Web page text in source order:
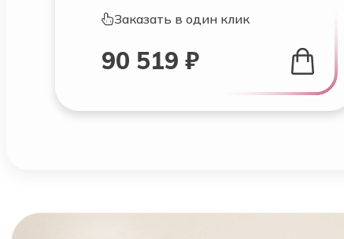
Заказать в один клик
90 519 ₽